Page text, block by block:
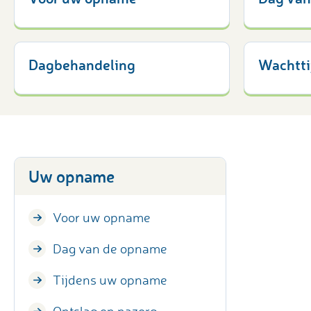
Dagbehandeling
Uw opname
Voor uw opname
Dag van de opname
Tijdens uw opname